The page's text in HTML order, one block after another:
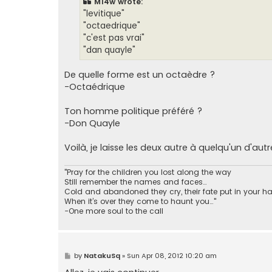
"levitique"
"octaedrique"
"c'est pas vrai"
"dan quayle"
De quelle forme est un octaèdre ?
-Octaédrique
Ton homme politique préféré ?
-Don Quayle
Voilà, je laisse les deux autre à quelqu'un
"Pray for the children you lost along the way
Still remember the names and faces…
Cold and abandoned they cry, their fate put in your
When it’s over they come to haunt you…"
-One more soul to the call
Pby NatakuSq» Sun Apr 08, 2012 10:20 am